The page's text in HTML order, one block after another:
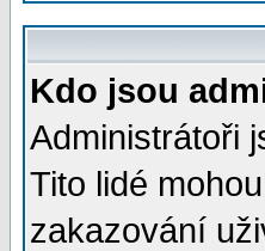
Kdo jsou
Administrátoři
Tito lidé
zakazování